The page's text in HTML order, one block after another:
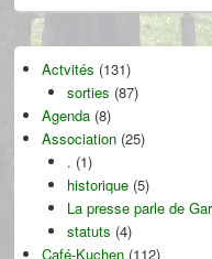
Actvités (131)
sorties (87)
Agenda (8)
Association (25)
. (1)
historique(5)
La presse parle de
statuts (4)
Café-Kuchen (112)